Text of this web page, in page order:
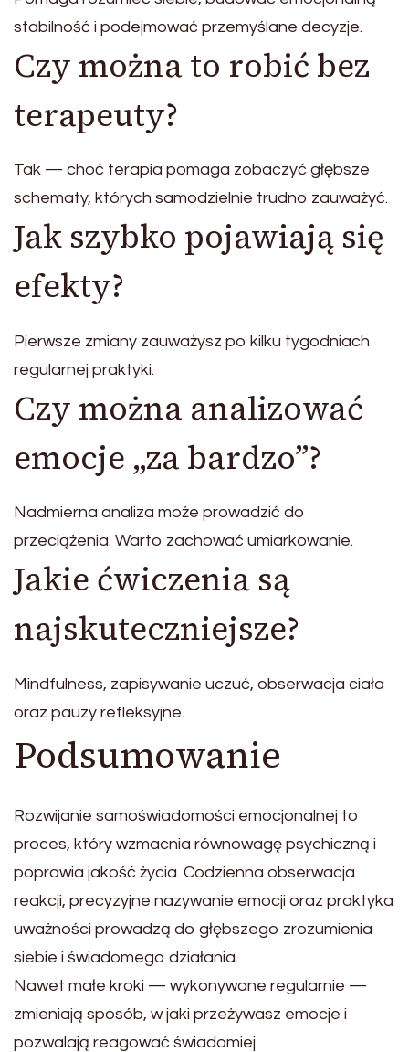
stabilność i podejmować przemyślane decyzje.
Czy można to robić bez
terapeuty?
Tak — choć terapia pomaga zobaczyć głębsze
schematy, których samodzielnie trudno zauważyć.
Jak szybko pojawiają się
efekty?
Pierwsze zmiany zauważysz po kilku tygodniach
regularnej praktyki.
Czy można analizować
emocje „za bardzo”?
Nadmierna analiza może prowadzić do
przeciążenia. Warto zachować umiarkowanie.
Jakie ćwiczenia są
najskuteczniejsze?
Mindfulness, zapisywanie uczuć, obserwacja ciała
oraz pauzy refleksyjne.
Podsumowanie
Rozwijanie samoświadomości emocjonalnej to
proces, który wzmacnia równowagę psychiczną i
poprawia jakość życia. Codzienna obserwacja
reakcji, precyzyjne nazywanie emocji oraz praktyka
uważności prowadzą do głębszego zrozumienia
siebie i świadomego działania.
Nawet małe kroki — wykonywane regularnie —
zmieniają sposób, w jaki przeżywasz emocje i
pozwalają reagować świadomiej.